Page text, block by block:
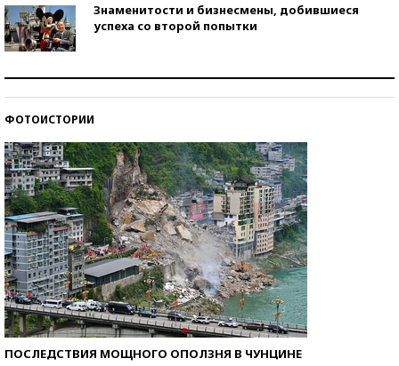
Знаменитости и бизнесмены, добившиеся
успеха со второй попытки
ФОТОИСТОРИИ
ПОСЛЕДСТВИЯ МОЩНОГО ОПОЛЗНЯ В ЧУНЦИНЕ